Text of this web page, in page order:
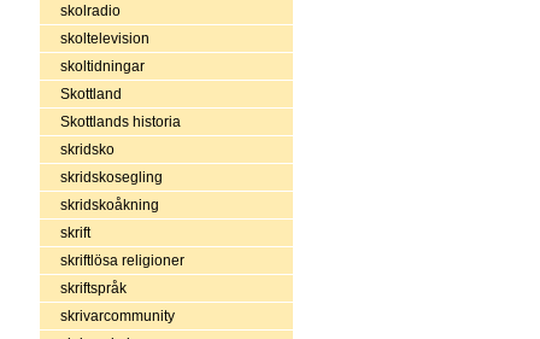
skolradio
skoltelevision
skoltidningar
Skottland
Skottlands historia
skridsko
skridskosegling
skridskoåkning
skrift
skriftlösa religioner
skriftspråk
skrivarcommunity